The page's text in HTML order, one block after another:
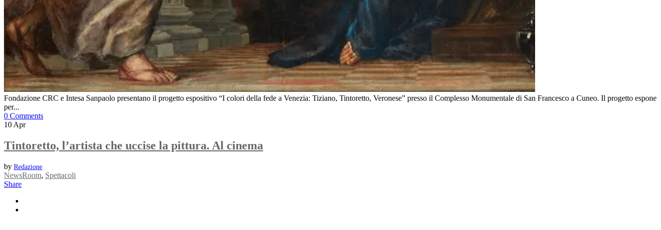
Fondazione CRC e Intesa Sanpaolo presentano il progetto espositivo “I colori della fede a Venezia: Tiziano, Tintoretto, Veronese” presso il Complesso Monumentale di San Francesco a Cuneo. Il progetto espone
per...
0 Comments
10 Apr
Tintoretto, l’artista che uccise la pittura. Al cinema
by Redazione
NewsRoom, Spettacoli
Share